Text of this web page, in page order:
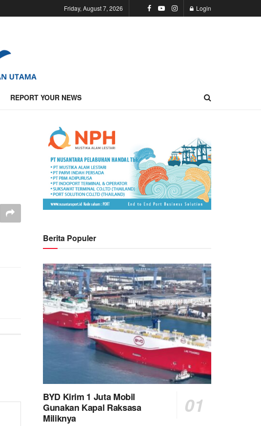
Friday, August 7, 2026 Login
REPORT YOUR NEWS
Berita Populer
BYD Kirim 1 Juta Mobil
Gunakan Kapal Raksasa
Miliknya